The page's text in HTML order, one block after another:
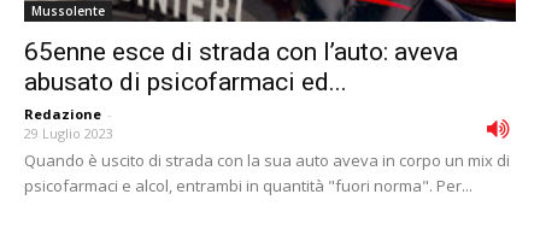
Mussolente
65enne esce di strada con l’auto: aveva
abusato di psicofarmaci ed...
Redazione -
29 Luglio 2023
Quando è uscito di strada con la sua auto aveva in corpo un mix di
psicofarmaci e alcol, entrambi in quantità "fuori norma". Per...